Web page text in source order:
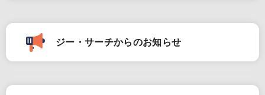
ジー・サーチからのお知らせ